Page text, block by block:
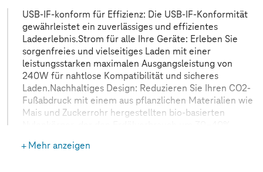
USB-IF-konform für Effizienz: Die USB-IF-Konformität
gewährleistet ein zuverlässiges und effizientes
Ladeerlebnis.Strom für alle Ihre Geräte: Erleben Sie
sorgenfreies und vielseitiges Laden mit einer
leistungsstarken maximalen Ausgangsleistung von
240W für nahtlose Kompatibilität und sicheres
Laden.Nachhaltiges Design: Reduzieren Sie Ihren CO2-
Fußabdruck mit einem aus pflanzlichen Materialien wie
Mais und Zuckerrohr hergestellten bio-basierten
Dieses bio-geflochtene USB-C-Kabel wurde auf 10.000
Mehr anzeigen